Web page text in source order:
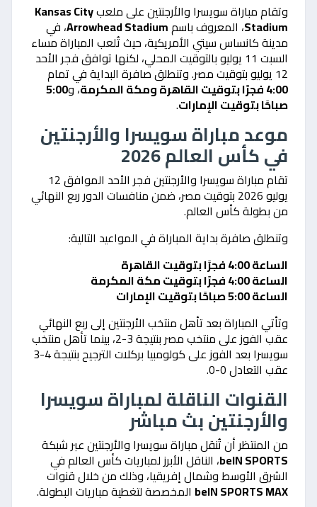
وتقام مباراة سويسرا والأرجنتين على ملعبKansas City
Stadium، المعروف باسمArrowhead Stadium، في
مدينة كانساس سيتي الأمريكية، حيث تُلعب المباراة مساء
السبت 11 يوليو بالتوقيت المحلي، لكنها توافق فجر الأحد
12 يوليو بتوقيت مصر. وتنطلق صافرة البداية في تمام
4:00 فجرًا بتوقيت القاهرة ومكة المكرمة ، و5:00
صباحًا بتوقيت الإمارات.
موعد مباراة سويسرا والأرجنتين
في كأس العالم 2026
تقام مباراة سويسرا والأرجنتين فجر الأحد الموافق 12
يوليو 2026 بتوقيت مصر، ضمن منافسات الدور ربع النهائي
من بطولة كأس العالم.
وتنطلق صافرة بداية المباراة في المواعيد التالية:
الساعة 4:00 فجرًا بتوقيت القاهرة
الساعة 4:00 فجرًا بتوقيت مكة المكرمة
الساعة 5:00 صباحًا بتوقيت الإمارات
وتأتي المباراة بعد تأهل منتخب الأرجنتين إلى ربع النهائي
عقب الفوز على منتخب مصر بنتيجة 3-2، بينما تأهل منتخب
سويسرا بعد الفوز على كولومبيا بركلات الترجيح بنتيجة 4-3
عقب التعادل 0-0.
القنوات الناقلة لمباراة سويسرا
والأرجنتين بث مباشر
من المنتظر أن تُنقل مباراة سويسرا والأرجنتين عبر شبكة
beIN SPORTS، الناقل الأبرز لمباريات كأس العالم في
الشرق الأوسط وشمال إفريقيا، وذلك من خلال قنوات
beIN SPORTS MAX المخصصة لتغطية مباريات البطولة.